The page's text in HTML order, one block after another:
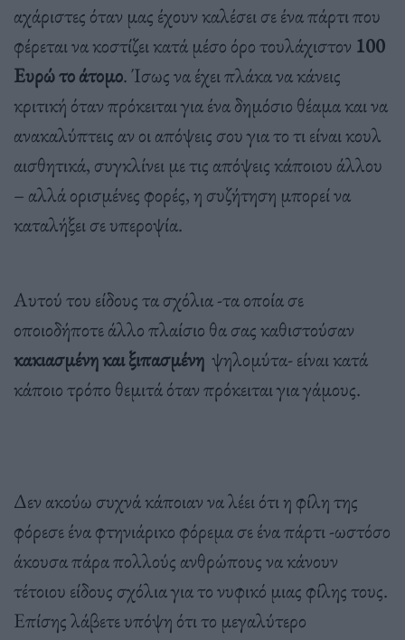
αχάριστες όταν μας έχουν καλέσει σε ένα πάρτι που
φέρεται να κοστίζει κατά μέσο όρο τουλάχιστον 100
Ευρώ το άτομο. Ίσως να έχει πλάκα να κάνεις
κριτική όταν πρόκειται για ένα δημόσιο θέαμα και να
ανακαλύπτεις αν οι απόψεις σου για το τι είναι κουλ
αισθητικά, συγκλίνει με τις απόψεις κάποιου άλλου
– αλλά ορισμένες φορές, η συζήτηση μπορεί να
καταλήξει σε υπεροψία.
Αυτού του είδους τα σχόλια -τα οποία σε
οποιοδήποτε άλλο πλαίσιο θα σας καθιστούσαν
κακιασμένη και ξιπασμένη ψηλομύτα- είναι κατά
κάποιο τρόπο θεμιτά όταν πρόκειται για γάμους.
Δεν ακούω συχνά κάποιαν να λέει ότι η φίλη της
φόρεσε ένα φτηνιάρικο φόρεμα σε ένα πάρτι -ωστόσο
άκουσα πάρα πολλούς ανθρώπους να κάνουν
τέτοιου είδους σχόλια για το νυφικό μιας φίλης τους.
Επίσης λάβετε υπόψη ότι το μεγαλύτερο